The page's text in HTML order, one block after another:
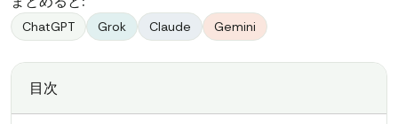
ChatGPT Grok Claude Gemini
目次